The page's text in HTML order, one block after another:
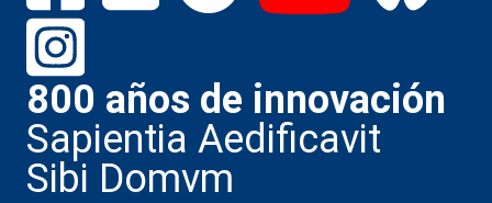
800 años de innovación
Sapientia Aedificavit
Sibi Domvm